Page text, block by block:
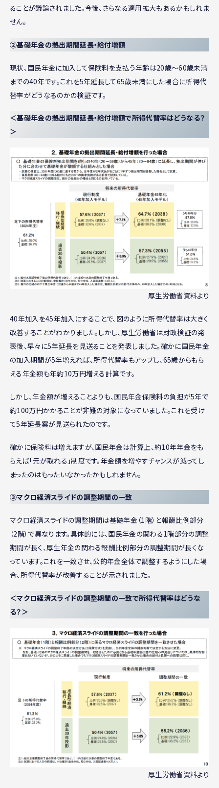
ることが議論されました。今後、さらなる適用拡大もあるかもしれま
せん。
②基礎年金の拠出期間延長・給付増額
現状、国民年金に加入して保険料を支払う年齢は20歳〜60歳未満
までの40年です。これを5年延長して65歳未満にした場合に所得代
替率がどうなるのかの検証です。
＜基礎年金の拠出期間延長・給付増額で所得代替率はどうなる？
＞
厚生労働省資料より
40年加入を45年加入にすることで、図のように所得代替率は大きく
改善することがわかりました。しかし、厚生労働省は財政検証の発
表後、早々に5年延長を見送ることを発表しました。確かに国民年金
の加入期間が5年増えれば、所得代替率もアップし、65歳からもら
える年金額も年約10万円増える計算です。
しかし、年金額が増えることよりも、国民年金保険料の負担が5年で
約100万円かかることが非難の対象になっていました。これを受け
て5年延長案が見送られたのです。
確かに保険料は増えますが、国民年金は計算上、約10年年金をも
らえば「元が取れる」制度です。年金額を増やすチャンスが減ってし
まったのはもったいなかったかもしれません。
③マクロ経済スライドの調整期間の一致
マクロ経済スライドの調整期間は基礎年金（1階）と報酬比例部分
（2階）で異なります。具体的には、国民年金の関わる1階部分の調整
期間が長く、厚生年金の関わる報酬比例部分の調整期間が長くな
っています。これを一致させ、公的年金全体で調整するようにした場
合、所得代替率が改善することが示されました。
＜マクロ経済スライドの調整期間の一致で所得代替率はどうな
る？＞
厚生労働省資料より